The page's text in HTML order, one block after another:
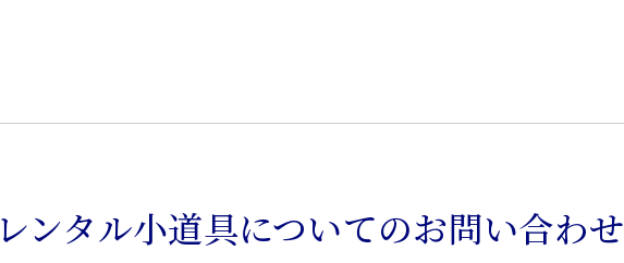
レンタル小道具についてのお問い合わせ